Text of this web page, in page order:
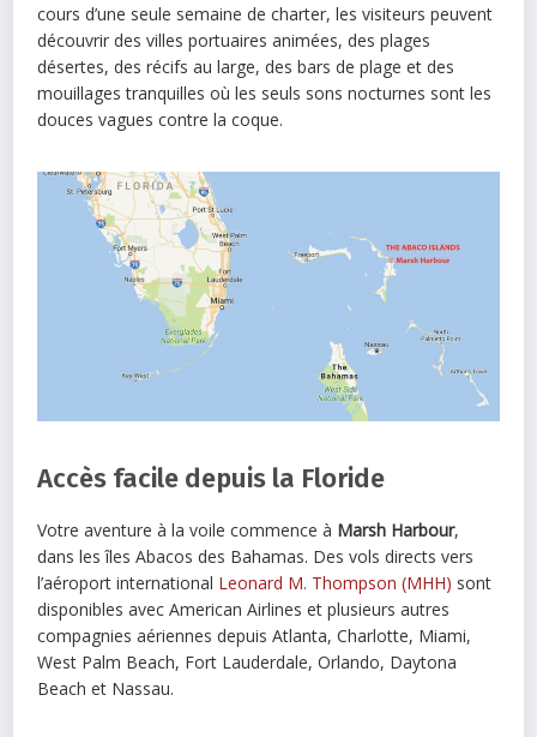
cours d’une seule semaine de charter, les visiteurs peuvent
découvrir des villes portuaires animées, des plages
désertes, des récifs au large, des bars de plage et des
mouillages tranquilles où les seuls sons nocturnes sont les
douces vagues contre la coque.
Accès facile depuis la Floride
Votre aventure à la voile commence à Marsh Harbour,
dans les îles Abacos des Bahamas. Des vols directs vers
l’aéroport international Leonard M. Thompson (MHH) sont
disponibles avec American Airlines et plusieurs autres
compagnies aériennes depuis Atlanta, Charlotte, Miami,
West Palm Beach, Fort Lauderdale, Orlando, Daytona
Beach et Nassau.